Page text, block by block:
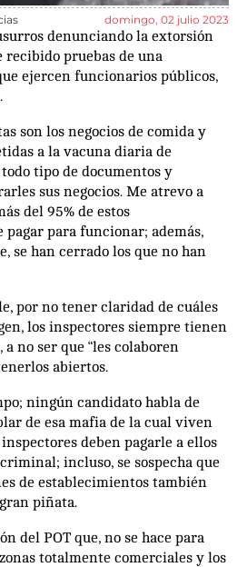
domingo, 02 julio 2023
denunciando la extorsión
recibido pruebas de una
ejercen funcionarios públicos,
son los negocios de comida y
a la vacuna diaria de
tipo de documentos y
sus negocios. Me atrevo a
del 95% de estos
pagar para funcionar; además,
se han cerrado los que no han
por no tener claridad de cuáles
los inspectores siempre tienen
no ser que “les colaboren
abiertos.
ningún candidato habla de
de esa mafia de la cual viven
deben pagarle a ellos
incluso, se sospecha que
de establecimientos también
piñata.
del POT que, no se hace para
totalmente comerciales y los